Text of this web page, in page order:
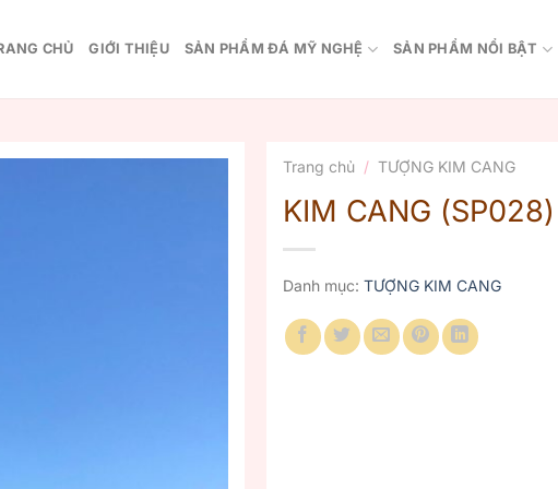
CHỦ GIỚI THIỆU SẢN PHẨM ĐÁ MỸ NGHỆ SẢN PHẨM NỔI BẬT
Trang chủ / TƯỢNG KIM CANG
KIM CANG (SP028)
Danh mục: TƯỢNG KIM CANG